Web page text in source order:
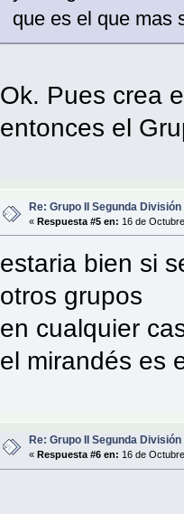
que es el que mas
Ok. Pues crea
entonces el
Re: Grupo II Segunda
«Respuesta #5 en: 16 de
estaria bien si
otros grupos
en cualquier
el mirandés es
Re: Grupo II Segunda
«Respuesta #6 en: 16 de